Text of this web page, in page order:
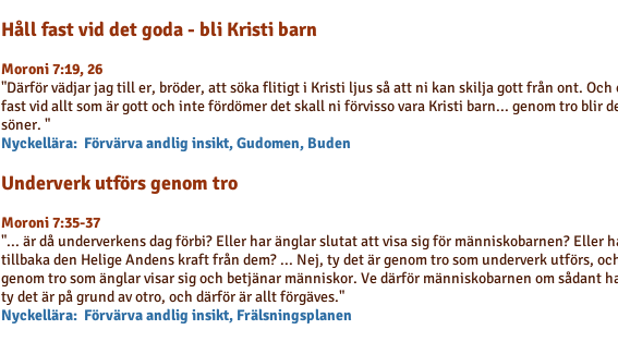
Håll fast vid det goda - bli Kristi barn
Moroni 7:19, 26
"Därför vädjar jag till er, bröder, att söka flitigt i Kristi ljus så att ni kan skilja gott från ont. Och
fast vid allt som är gott och inte fördömer det skall ni förvisso vara Kristi barn... genom tro blir
söner. "
Nyckellära: Förvärva andlig insikt, Gudomen, Buden
Underverk utförs genom tro
Moroni 7:35-37
"... är då underverkens dag förbi? Eller har änglar slutat att visa sig för människobarnen? Eller
tillbaka den Helige Andens kraft från dem? ... Nej, ty det är genom tro som underverk utförs,
genom tro som änglar visar sig och betjänar människor. Ve därför människobarnen om sådant
ty det är på grund av otro, och därför är allt förgäves."
Nyckellära: Förvärva andlig insikt, Frälsningsplanen